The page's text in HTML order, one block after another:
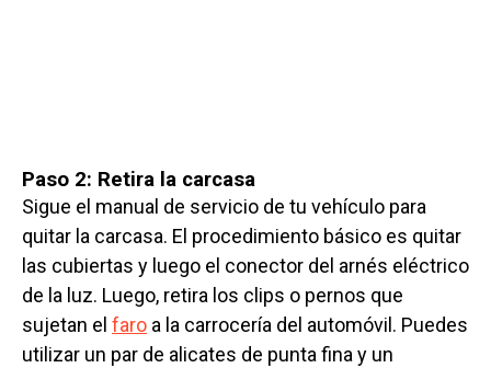
Paso 2: Retira la carcasa
Sigue el manual de servicio de tu vehículo para
quitar la carcasa. El procedimiento básico es quitar
las cubiertas y luego el conector del arnés eléctrico
de la luz. Luego, retira los clips o pernos que
sujetan el faro a la carrocería del automóvil. Puedes
utilizar un par de alicates de punta fina y un